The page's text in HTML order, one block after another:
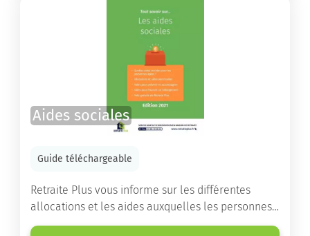
Aides sociales
Guide téléchargeable
Retraite Plus vous informe sur les différentes
allocations et les aides auxquelles les personnes
âgées ont droit pour financer un séjour en maison